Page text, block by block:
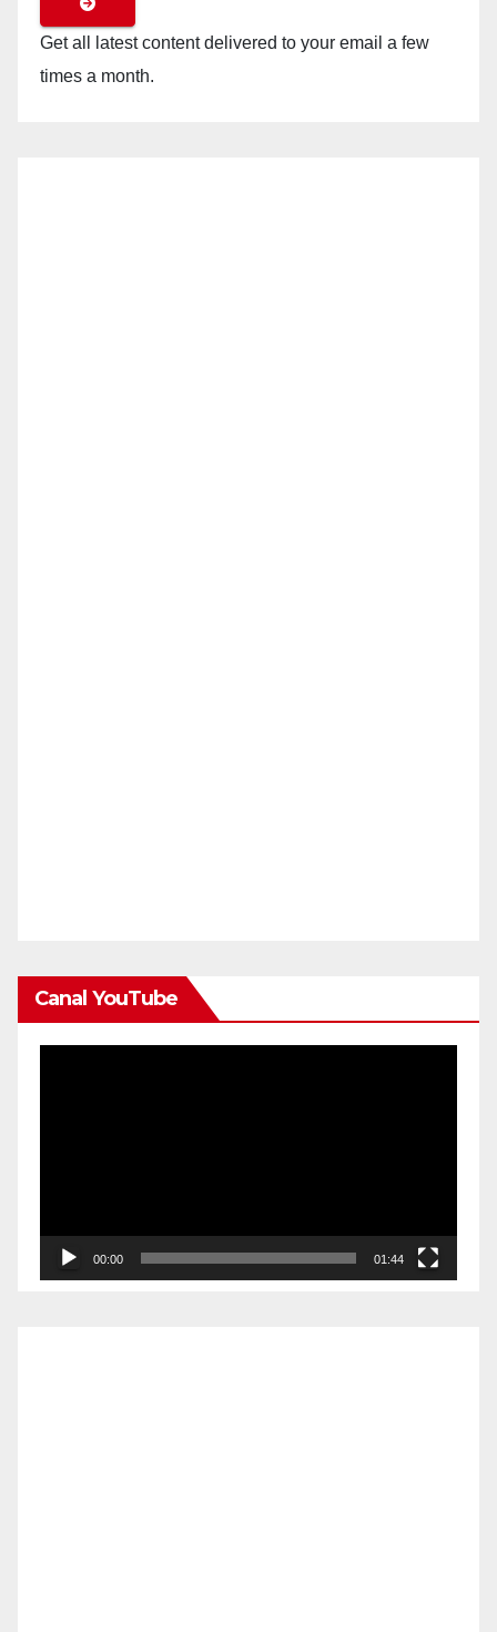
Get all latest content delivered to your email a few
times a month.
Canal YouTube
00:00 01:44